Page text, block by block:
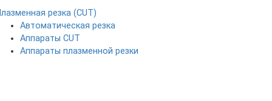
резка (CUT)
Автоматическая резка
Аппараты CUT
Аппараты плазменной резки